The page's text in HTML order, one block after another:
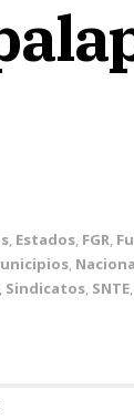
, Estados, FGR,
,
, Sindicatos, SNTE,